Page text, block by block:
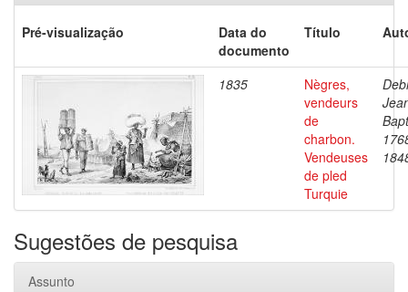
Pré-visualização
Data do
documento
Título
1835
Nègres,
vendeurs
de
charbon.
Vendeuses
de pled
Turquie
Sugestões de pesquisa
Assunto